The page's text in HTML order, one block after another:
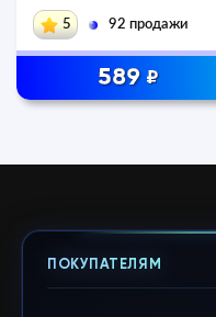
5 92 продажи
589 ₽
ПОКУПАТЕЛЯМ